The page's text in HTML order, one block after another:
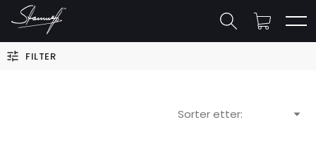
FILTER
Sorter etter: